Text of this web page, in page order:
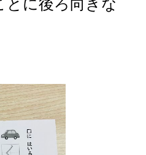
とに後ろ向きな